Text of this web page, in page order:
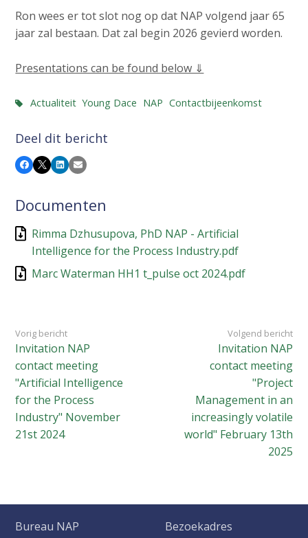
Ron wees er tot slot nog op dat NAP volgend jaar 65
jaar zal bestaan. Dat zal begin 2026 gevierd worden.
Presentations can be found below ⇓
Actualiteit Young Dace NAP Contactbijeenkomst
Deel dit bericht
Facebook
X LinkedIn
E-mail
Documenten
Rimma Dzhusupova, PhD NAP - Artificial
Intelligence for the Process Industry.pdf
Marc Waterman HH1 t_pulse oct 2024.pdf
Vorig bericht
Invitation NAP
contact meeting
"Artificial Intelligence
for the Process
Industry" November
21st 2024
Volgend bericht
Invitation NAP
contact meeting
"Project
Management in an
increasingly volatile
world" February 13th
2025
Bureau NAP Bezoekadres